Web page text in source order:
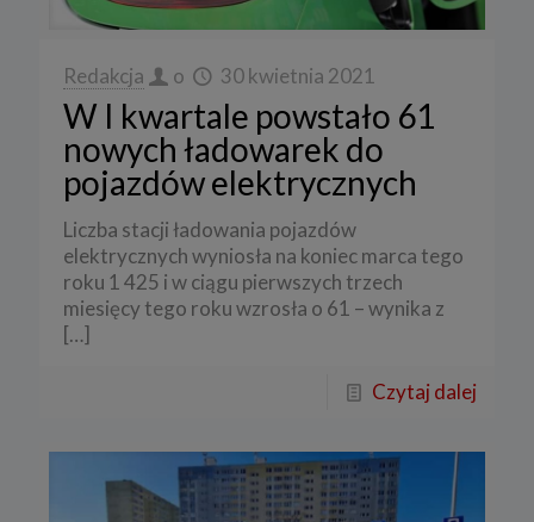
Redakcja o 30 kwietnia 2021
W I kwartale powstało 61
nowych ładowarek do
pojazdów elektrycznych
Liczba stacji ładowania pojazdów
elektrycznych wyniosła na koniec marca tego
roku 1 425 i w ciągu pierwszych trzech
miesięcy tego roku wzrosła o 61 – wynika z
[…]
Czytaj dalej